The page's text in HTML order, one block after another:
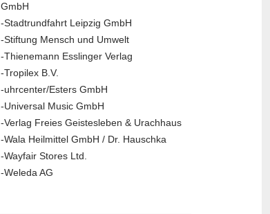
GmbH
-Stadtrundfahrt Leipzig GmbH
-Stiftung Mensch und Umwelt
-Thienemann Esslinger Verlag
-Tropilex B.V.
-uhrcenter/Esters GmbH
-Universal Music GmbH
-Verlag Freies Geistesleben & Urachhaus
-Wala Heilmittel GmbH / Dr. Hauschka
-Wayfair Stores Ltd.
-Weleda AG